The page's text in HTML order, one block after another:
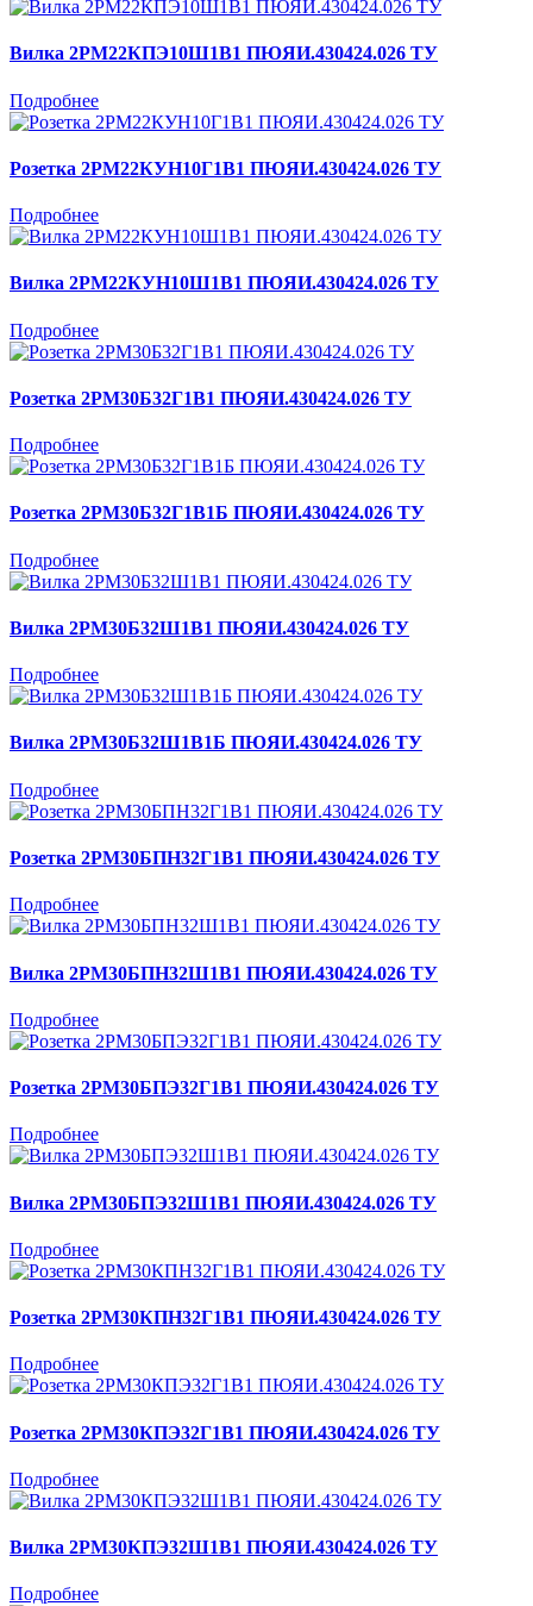
Вилка 2РМ22КПЭ10Ш1В1 ПЮЯИ.430424.026 ТУ
Подробнее
Розетка 2РМ22КУН10Г1В1 ПЮЯИ.430424.026 ТУ
Подробнее
Вилка 2РМ22КУН10Ш1В1 ПЮЯИ.430424.026 ТУ
Подробнее
Розетка 2РМ30Б32Г1В1 ПЮЯИ.430424.026 ТУ
Подробнее
Розетка 2РМ30Б32Г1В1Б ПЮЯИ.430424.026 ТУ
Подробнее
Вилка 2РМ30Б32Ш1В1 ПЮЯИ.430424.026 ТУ
Подробнее
Вилка 2РМ30Б32Ш1В1Б ПЮЯИ.430424.026 ТУ
Подробнее
Розетка 2РМ30БПН32Г1В1 ПЮЯИ.430424.026 ТУ
Подробнее
Вилка 2РМ30БПН32Ш1В1 ПЮЯИ.430424.026 ТУ
Подробнее
Розетка 2РМ30БПЭ32Г1В1 ПЮЯИ.430424.026 ТУ
Подробнее
Вилка 2РМ30БПЭ32Ш1В1 ПЮЯИ.430424.026 ТУ
Подробнее
Розетка 2РМ30КПН32Г1В1 ПЮЯИ.430424.026 ТУ
Подробнее
Розетка 2РМ30КПЭ32Г1В1 ПЮЯИ.430424.026 ТУ
Подробнее
Вилка 2РМ30КПЭ32Ш1В1 ПЮЯИ.430424.026 ТУ
Подробнее